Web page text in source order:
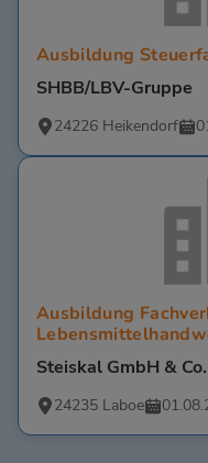
Ausbildung
SHBB/LBV-Gruppe
24226 Heikendorf
Ausbildung
Steiskal GmbH &
24235 Laboe